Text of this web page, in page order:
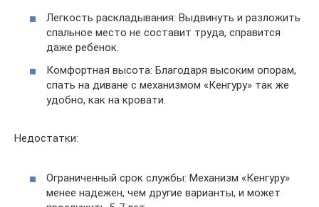
Легкость раскладывания: Выдвинуть и разложить
спальное место не составит труда, справится
даже ребенок.
Комфортная высота: Благодаря высоким опорам,
спать на диване с механизмом «Кенгуру» так же
удобно, как на кровати.
Недостатки:
Ограниченный срок службы: Механизм «Кенгуру»
менее надежен, чем другие варианты, и может